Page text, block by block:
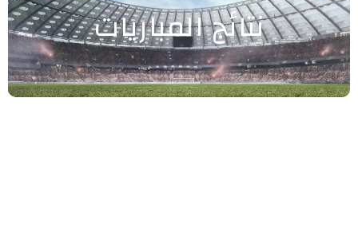
نتائج المباريات